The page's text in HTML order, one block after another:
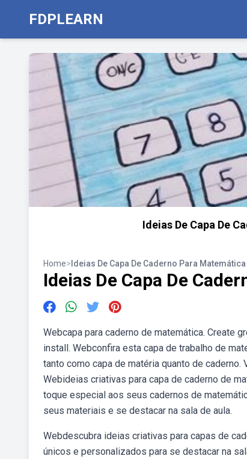
FDPLEARN
Ideias De Capa De
Home> Ideias De Capa De Caderno Para Matemática
Ideias De Capa De
Webcapa para caderno de matemática. Create
install. Webconfira esta capa de trabalho de
tanto como capa de matéria quanto de
Webideias criativas para capa de caderno de
toque especial aos seus cadernos de
seus materiais e se destacar na sala de aula.
Webdescubra ideias criativas para capas de
únicos e personalizados para se destacar na